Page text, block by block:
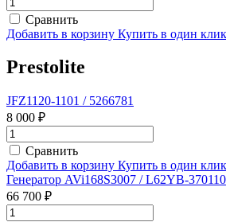
Сравнить
Добавить в корзину Купить в один клик
Prestolite
JFZ1120-1101 / 5266781
8 000 ₽
Сравнить
Добавить в корзину Купить в один клик
Генератор AVi168S3007 / L62YB-
66 700 ₽